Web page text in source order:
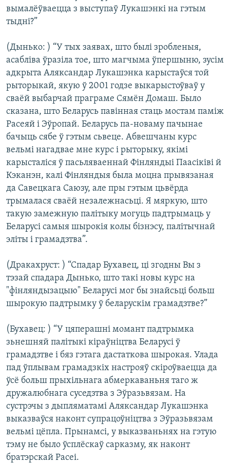
вымалёўваецца з выступаў Лукашэнкі на гэтым
тыдні?”
(Дынько: ) “У тых заявах, што былі зробленыя,
асабліва ўразіла тое, што магчыма ўпершыню, зусім
адкрыта Аляксандар Лукашэнка карыстаўся той
рыторыкай, якую ў 2001 годзе выкарыстоўваў у
сваёй выбарчай праграме Сямён Домаш. Было
сказана, што Беларусь павінная стаць мостам паміж
Расеяй і Эўропай. Беларусь па-новаму пачынае
бачыць сябе ў гэтым сьвеце. Абвешчаны курс
вельмі нагадвае мне курс і рыторыку, якімі
карысталіся ў пасьляваеннай Фінляндыі Паасіківі й
Кэканэн, калі Фінляндыя была моцна прывязаная
да Савецкага Саюзу, але пры гэтым цьвёрда
трымалася сваёй незалежнасьці. Я мяркую, што
такую замежную палітыку могуць падтрымаць у
Беларусі самыя шырокія колы бізнэсу, палітычнай
эліты і грамадзтва”.
(Дракахруст: ) “Спадар Бухавец, ці згодны Вы з
тэзай спадара Дынько, што такі новы курс на
"фінляндызацыю" Беларусі мог бы знайсьці больш
шырокую падтрымку ў беларускім грамадзтве?”
(Бухавец: ) “У цяперашні момант падтрымка
зьнешняй палітыкі кіраўніцтва Беларусі ў
грамадзтве і бяз гэтага дастаткова шырокая. Улада
пад ўплывам грамадзкіх настрояў скіроўваецца да
ўсё больш прыхільнага абмеркаваньня таго ж
дружалюбнага суседзтва з Эўразьвязам. На
сустрэчы з дыпляматамі Аляксандар Лукашэнка
выказваўся наконт супрацоўніцтва з Эўразьвязам
вельмі цёпла. Прынамсі, у выказваньнях на гэтую
тэму не было ўсплёскаў сарказму, як наконт
братэрскай Расеі.